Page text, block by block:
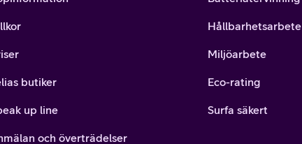
butiker
up line
och överträdelser
Hållbarhetsarbete
Miljöarbete
Eco-rating
Surfa säkert